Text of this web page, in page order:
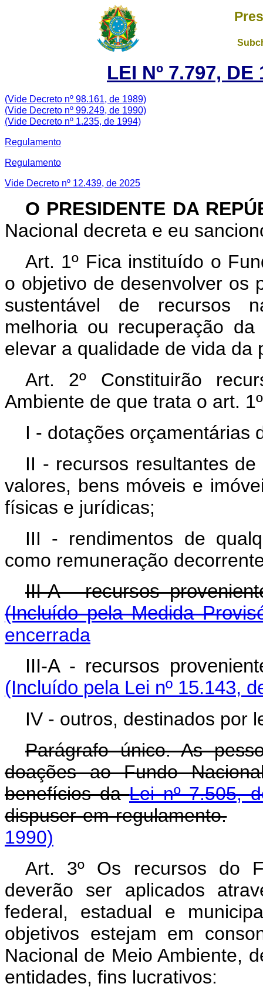
LEI Nº 7.797,
(Vide Decreto nº 98.161, de 1989)
(Vide Decreto nº 99.249, de 1990)
(Vide Decreto nº 1.235, de 1994)
Regulamento
Regulamento
Vide Decreto nº 12.439, de 2025
O PRESIDENTE DA
Nacional decreta e eu
Art. 1º Fica instituído o
o objetivo de desenvolver os
sustentável de recursos
melhoria ou recuperação
elevar a qualidade de vida da
Art. 2º Constituirão
Ambiente de que trata o art.
I - dotações orçamentárias
II - recursos resultantes
valores, bens móveis e
físicas e jurídicas;
III - rendimentos de
como remuneração
III-A - recursos
(Incluído pela Medida
encerrada
III-A - recursos
(Incluído pela Lei nº 15.143,
IV - outros, destinados por
Parágrafo único. As
doações ao Fundo
benefícios daLei nº 7.505,
dispuser em regulamento.
1990)
Art. 3º Os recursos do
deverão ser aplicados
federal, estadual e
objetivos estejam em
Nacional de Meio Ambiente,
entidades, fins lucrativos: